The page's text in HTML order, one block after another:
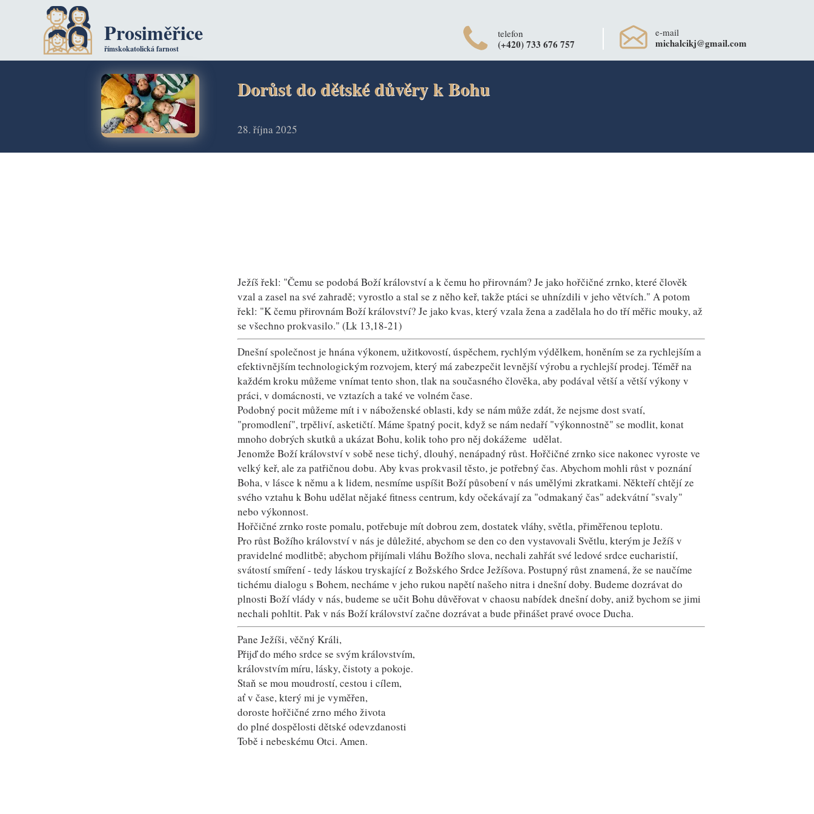
Prosiměřice
římskokatolická farnost
telefon
(+420) 733 676 757
e-mail
michalcikj@gmail.com
28. října 2025
Dorůst do dětské důvěry k Bohu
Ježíš řekl: "Čemu se podobá Boží království a k čemu ho přirovnám? Je jako hořčičné zrnko, které člověk
vzal a zasel na své zahradě; vyrostlo a stal se z něho keř, takže ptáci se uhnízdili v jeho větvích." A potom
řekl: "K čemu přirovnám Boží království? Je jako kvas, který vzala žena a zadělala ho do tří měřic mouky, až
se všechno prokvasilo." (Lk 13,18-21)
Dnešní společnost je hnána výkonem, užitkovostí, úspěchem, rychlým výdělkem, honěním se za rychlejším a
efektivnějším technologickým rozvojem, který má zabezpečit levnější výrobu a rychlejší prodej. Téměř na
každém kroku můžeme vnímat tento shon, tlak na současného člověka, aby podával větší a větší výkony v
práci, v domácnosti, ve vztazích a také ve volném čase.
Podobný pocit můžeme mít i v náboženské oblasti, kdy se nám může zdát, že nejsme dost svatí,
"promodlení", trpěliví, asketičtí. Máme špatný pocit, když se nám nedaří "výkonnostně" se modlit, konat
mnoho dobrých skutků a ukázat Bohu, kolik toho pro něj dokážeme udělat.
Jenomže Boží království v sobě nese tichý, dlouhý, nenápadný růst. Hořčičné zrnko sice nakonec vyroste ve
velký keř, ale za patřičnou dobu. Aby kvas prokvasil těsto, je potřebný čas. Abychom mohli růst v poznání
Boha, v lásce k němu a k lidem, nesmíme uspíšit Boží působení v nás umělými zkratkami. Někteří chtějí ze
svého vztahu k Bohu udělat nějaké fitness centrum, kdy očekávají za "odmakaný čas" adekvátní "svaly"
nebo výkonnost.
Hořčičné zrnko roste pomalu, potřebuje mít dobrou zem, dostatek vláhy, světla, přiměřenou teplotu.
Pro růst Božího království v nás je důležité, abychom se den co den vystavovali Světlu, kterým je Ježíš v
pravidelné modlitbě; abychom přijímali vláhu Božího slova, nechali zahřát své ledové srdce eucharistií,
svátostí smíření - tedy láskou tryskající z Božského Srdce Ježíšova. Postupný růst znamená, že se naučíme
tichému dialogu s Bohem, necháme v jeho rukou napětí našeho nitra i dnešní doby. Budeme dozrávat do
plnosti Boží vlády v nás, budeme se učit Bohu důvěřovat v chaosu nabídek dnešní doby, aniž bychom se jimi
nechali pohltit. Pak v nás Boží království začne dozrávat a bude přinášet pravé ovoce Ducha.
Pane Ježíši, věčný Králi,
Přijď do mého srdce se svým královstvím,
královstvím míru, lásky, čistoty a pokoje.
Staň se mou moudrostí, cestou i cílem,
ať v čase, který mi je vyměřen,
doroste hořčičné zrno mého života
do plné dospělosti dětské odevzdanosti
Tobě i nebeskému Otci. Amen.